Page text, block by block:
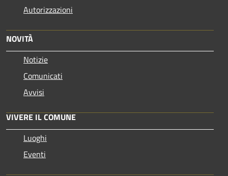
Autorizzazioni
NOVITÀ
Notizie
Comunicati
Avvisi
VIVERE IL COMUNE
Luoghi
Eventi